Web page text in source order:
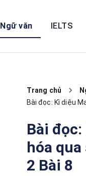
Ngữ văn IELTS
Trang chủ
Bài đọc: Kì diệu
Bài
hóa
2 Bài 8